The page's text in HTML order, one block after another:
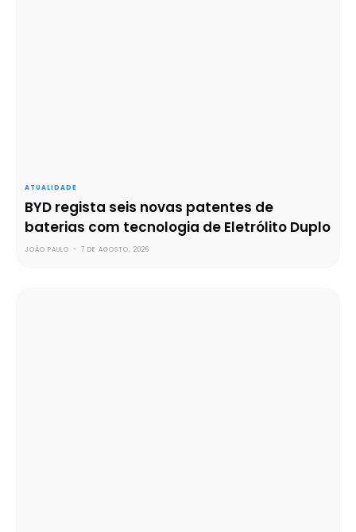
ATUALIDADE
BYD regista seis novas patentes de
baterias com tecnologia de Eletrólito Duplo
JOÃO PAULO - 7 DE AGOSTO, 2026